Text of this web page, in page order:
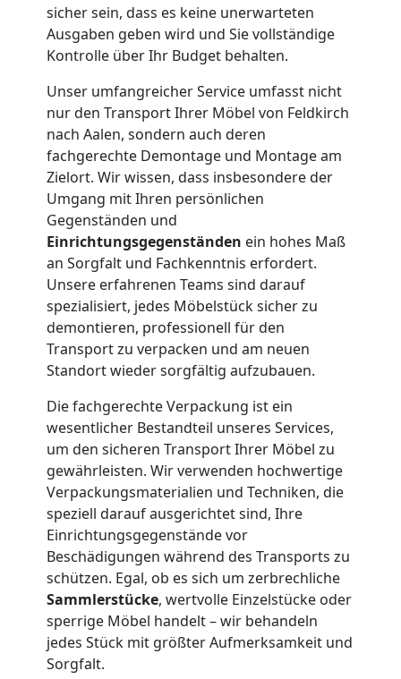
sicher sein, dass es keine unerwarteten
Ausgaben geben wird und Sie vollständige
Kontrolle über Ihr Budget behalten.
Unser umfangreicher Service umfasst nicht
nur den Transport Ihrer Möbel von Feldkirch
nach Aalen, sondern auch deren
fachgerechte Demontage und Montage am
Zielort. Wir wissen, dass insbesondere der
Umgang mit Ihren persönlichen
Gegenständen und
Einrichtungsgegenständen ein hohes Maß
an Sorgfalt und Fachkenntnis erfordert.
Unsere erfahrenen Teams sind darauf
spezialisiert, jedes Möbelstück sicher zu
demontieren, professionell für den
Transport zu verpacken und am neuen
Standort wieder sorgfältig aufzubauen.
Die fachgerechte Verpackung ist ein
wesentlicher Bestandteil unseres Services,
um den sicheren Transport Ihrer Möbel zu
gewährleisten. Wir verwenden hochwertige
Verpackungsmaterialien und Techniken, die
speziell darauf ausgerichtet sind, Ihre
Einrichtungsgegenstände vor
Beschädigungen während des Transports zu
schützen. Egal, ob es sich um zerbrechliche
Sammlerstücke, wertvolle Einzelstücke oder
sperrige Möbel handelt – wir behandeln
jedes Stück mit größter Aufmerksamkeit und
Sorgfalt.
Umzug
Feldkirch
Küchenumzug
Feldkirch
Umzug
und
Lagerung
Feldkirch
Full-
Service-
Umzug
Feldkirch